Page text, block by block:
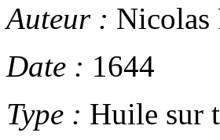
Auteur : Nicolas
Date : 1644
Type : Huile sur